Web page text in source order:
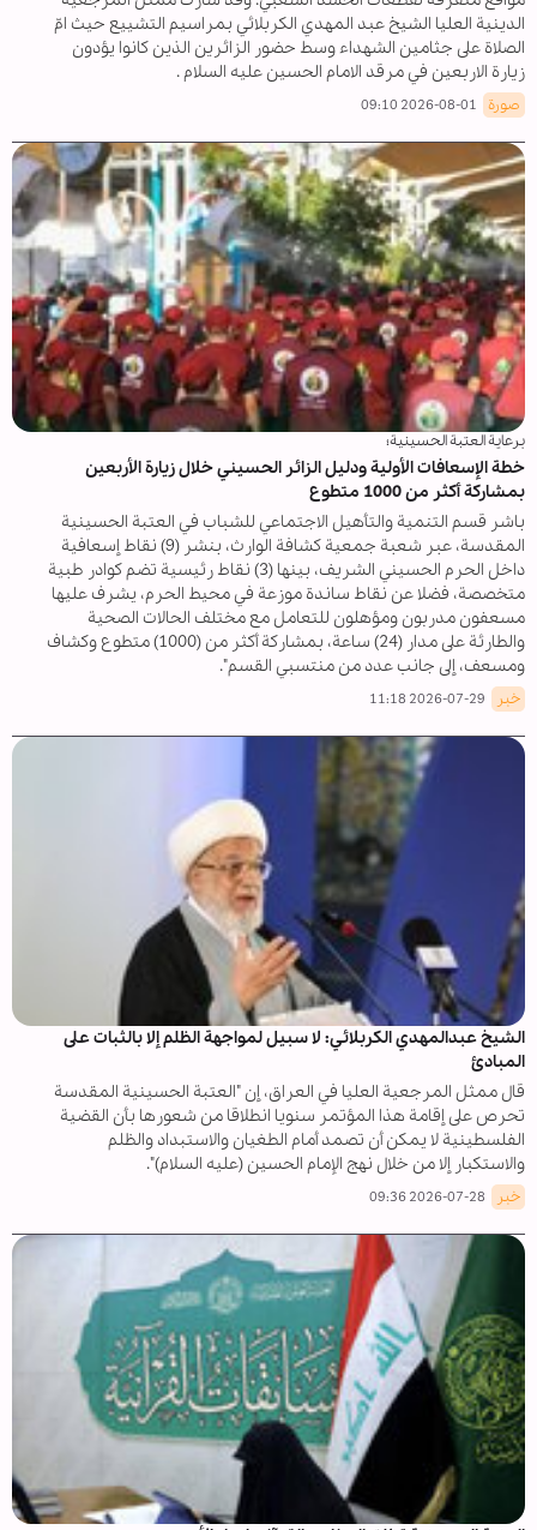
الدينية العليا الشيخ عبد المهدي الكربلائي بمراسيم التشييع حيث امّ
الصلاة على جثامين الشهداء وسط حضور الزائرين الذين كانوا يؤدون
زيارة الاربعين في مرقد الامام الحسين عليه السلام .
صورة 2026-08-01 09:10
برعاية العتبة الحسينية؛
خطة الإسعافات الأولية ودليل الزائر الحسيني خلال زيارة الأربعين
بمشاركة أكثر من 1000 متطوع
باشر قسم التنمية والتأهيل الاجتماعي للشباب في العتبة الحسينية
المقدسة، عبر شعبة جمعية كشافة الوارث، بنشر (9) نقاط إسعافية
داخل الحرم الحسيني الشريف، بينها (3) نقاط رئيسية تضم كوادر طبية
متخصصة، فضلا عن نقاط ساندة موزعة في محيط الحرم، يشرف عليها
مسعفون مدربون ومؤهلون للتعامل مع مختلف الحالات الصحية
والطارئة على مدار (24) ساعة، بمشاركة أكثر من (1000) متطوع وكشاف
ومسعف، إلى جانب عدد من منتسبي القسم".
خبر 2026-07-29 11:18
الشيخ عبدالمهدي الکربلائي: لا سبيل لمواجهة الظلم إلا بالثبات على
المبادئ
قال ممثل المرجعية العليا في العراق، إن "العتبة الحسينية المقدسة
تحرص على إقامة هذا المؤتمر سنويا انطلاقا من شعورها بأن القضية
الفلسطينية لا يمكن أن تصمد أمام الطغيان والاستبداد والظلم
والاستكبار إلا من خلال نهج الإمام الحسين (عليه السلام)".
خبر 2026-07-28 09:36